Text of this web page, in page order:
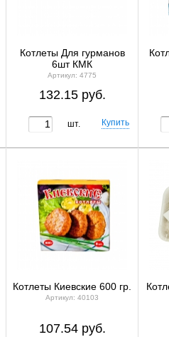
Котлеты Для гурманов
6шт КМК
Артикул: 4775
132.15 руб.
шт.
Котлеты Киевские 600 гр.
Артикул: 40103
107.54 руб.